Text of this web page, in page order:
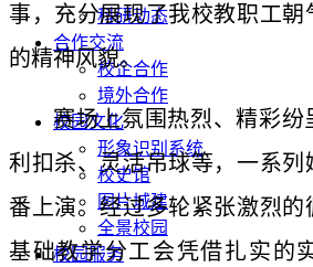
科研动态
合作交流
校企合作
境外合作
校园文化
形象识别系统
校史馆
图片城建
全景校园
校园服务
事，充分展现了我校教职工朝
的精神风貌。
赛场上氛围热烈、精彩纷
利扣杀、灵活吊球等，一系列
番上演。经过多轮紧张激烈的
基础教学分工会凭借扎实的